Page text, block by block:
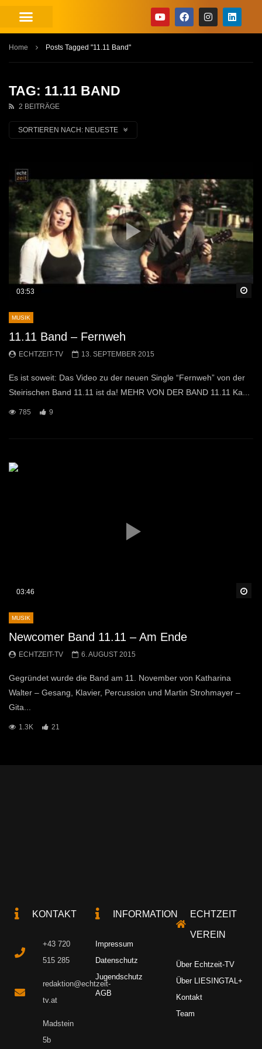
Home Posts Tagged "11.11 Band"
TAG: 11.11 BAND
2 BEITRÄGE
SORTIEREN NACH: NEUESTE
03:53
MUSIK
11.11 Band – Fernweh
ECHTZEIT-TV 13. SEPTEMBER 2015
Es ist soweit: Das Video zu der neuen Single “Fernweh” von der
Steirischen Band 11.11 ist da! MEHR VON DER BAND 11.11 Ka...
785 9
03:46
MUSIK
Newcomer Band 11.11 – Am Ende
ECHTZEIT-TV 6. AUGUST 2015
Gegründet wurde die Band am 11. November von Katharina
Walter – Gesang, Klavier, Percussion und Martin Strohmayer –
Gita...
1.3K 21
KONTAKT
+43 720
515 285
redaktion@echtzeit-
tv.at
Madstein
5b
INFORMATION
Impressum
Datenschutz
Jugendschutz
AGB
ECHTZEIT
VEREIN
Über Echtzeit-TV
Über LIESINGTAL+
Kontakt
Team